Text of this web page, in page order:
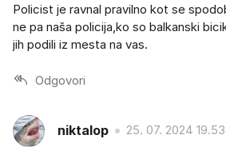
Policist je ravnal pravilno kot se
ne pa naša policija,ko so balkanski
jih podili iz mesta na vas.
Odgovori
niktalop 25. 07. 2024 19.53